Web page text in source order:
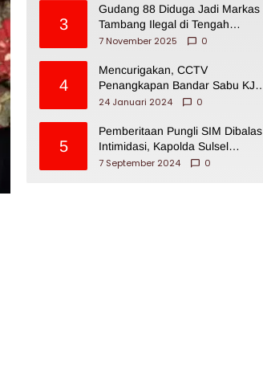
3
Gudang 88 Diduga Jadi Markas
Tambang Ilegal di Tengah
Permukiman Warga Makassar
7 November 2025 0
4
Mencurigakan, CCTV
Penangkapan Bandar Sabu KJ
Disita Oknum BNNP Sulsel
24 Januari 2024 0
5
Pemberitaan Pungli SIM Dibalas
Intimidasi, Kapolda Sulsel
Dikecam PJI Sulsel
7 September 2024 0